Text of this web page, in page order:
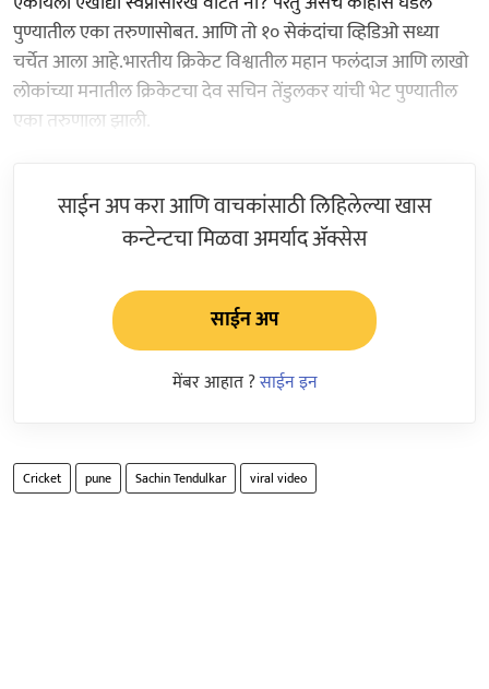
पुण्यातील एका तरुणासोबत. आणि तो १० सेकंदांचा व्हिडिओ सध्या
चर्चेत आला आहे.भारतीय क्रिकेट विश्वातील महान फलंदाज आणि लाखो
लोकांच्या मनातील क्रिकेटचा देव सचिन तेंडुलकर यांची भेट पुण्यातील
एका तरुणाला झाली.
साईन अप करा आणि वाचकांसाठी लिहिलेल्या खास
कन्टेन्टचा मिळवा अमर्याद ॲक्सेस
साईन अप
मेंबर आहात ?साईन इन
Cricket pune Sachin Tendulkar viral video